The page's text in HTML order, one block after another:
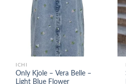
ICHI
Only Kjole – Vera Belle –
Light Blue Flower